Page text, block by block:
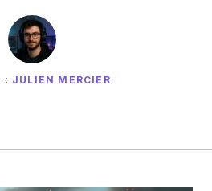
: JULIEN MERCIER